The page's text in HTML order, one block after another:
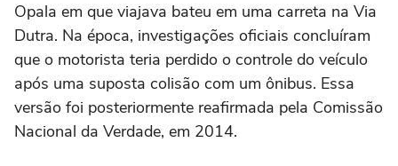
Opala em que viajava bateu em uma carreta na Via
Dutra. Na época, investigações oficiais concluíram
que o motorista teria perdido o controle do veículo
após uma suposta colisão com um ônibus. Essa
versão foi posteriormente reafirmada pela Comissão
Nacional da Verdade, em 2014.